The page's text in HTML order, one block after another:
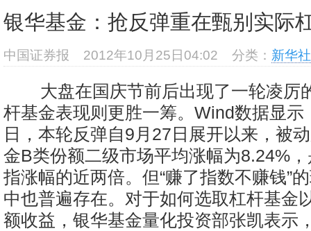
央
沥
济
银华基金：抢反弹重在甄别实际
中国证券报 2012年10月25日04:02 分类： 新华
大盘在国庆节前后出现了一轮凌厉
杆基金表现则更胜一筹。Wind数据显示
日，本轮反弹自9月27日展开以来，被
金B类份额二级市场平均涨幅为8.24%
指涨幅的近两倍。但“赚了指数不赚钱”
中也普遍存在。对于如何选取杠杆基金
额收益，银华基金量化投资部张凯表示